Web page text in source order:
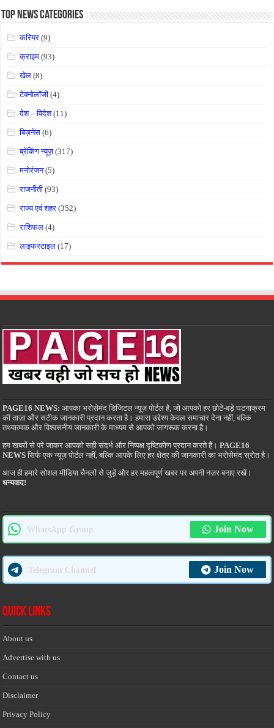
Top News Categories
करियर (9)
क्राइम (93)
खेल (8)
टेक्नोलॉजी (4)
देश – विदेश(11)
बिज़नेस (6)
ब्रेकिंग न्यूज़(317)
मनोरंजन(5)
राजनीती (93)
राज्य एवं शहर (352)
राशिफल (4)
लाइफस्टाइल (17)
PAGE16 NEWS: आपका भरोसेमंद डिजिटल न्यूज़ पोर्टल है, जो आपको हर छोटे-बड़े घटनाक्रम
की ताज़ा और सटीक जानकारी प्रदान करता है। हमारा उद्देश्य केवल समाचार देना नहीं, बल्कि
तथ्यात्मक और विश्वसनीय जानकारी के माध्यम से आपको जागरूक करना है।
हम खबरों से परे जाकर आपको सही संदर्भ और निष्पक्ष दृष्टिकोण प्रदान करते हैं।PAGE16
NEWS सिर्फ एक न्यूज़ पोर्टल नहीं, बल्कि आपके लिए हर क्षेत्र की जानकारी का भरोसेमंद स्रोत है।
आज ही हमारे सोशल मीडिया चैनलों से जुड़ें और हर महत्वपूर्ण खबर पर अपनी नज़र बनाए रखें।
धन्यवाद!
WhatsApp Group Join Now
Telegram Channel Join Now
Quick Links
About us
Advertise with us
Contact us
Disclaimer
Privacy Policy